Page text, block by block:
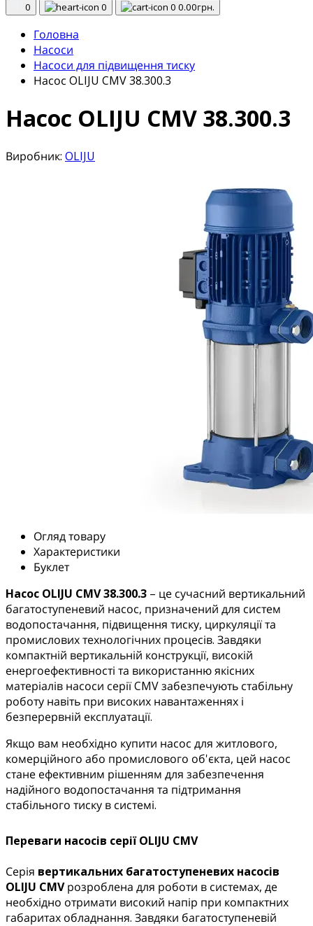
0 0 0 0.00грн.
Головна
Насоси
Насоси для підвищення тиску
Насос OLIJU CMV 38.300.3
Насос OLIJU CMV 38.300.3
Виробник: OLIJU
Огляд товару
Характеристики
Буклет
Насос OLIJU CMV 38.300.3 – це сучасний вертикальний
багатоступеневий насос, призначений для систем
водопостачання, підвищення тиску, циркуляції та
промислових технологічних процесів. Завдяки
компактній вертикальній конструкції, високій
енергоефективності та використанню якісних
матеріалів насоси серії CMV забезпечують стабільну
роботу навіть при високих навантаженнях і
безперервній експлуатації.
Якщо вам необхідно купити насос для житлового,
комерційного або промислового об'єкта, цей насос
стане ефективним рішенням для забезпечення
надійного водопостачання та підтримання
стабільного тиску в системі.
Переваги насосів серії OLIJU CMV
Серія вертикальних багатоступеневих насосів
OLIJU CMVрозроблена для роботи в системах, де
необхідно отримати високий напір при компактних
габаритах обладнання. Завдяки багатоступеневій